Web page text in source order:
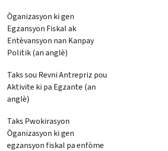
Òganizasyon ki gen
Egzansyon Fiskal ak
Entèvansyon nan Kanpay
Politik (an anglè)
Taks sou Revni Antrepriz pou
Aktivite ki pa Egzante (an
anglè)
Taks Pwokirasyon
Òganizasyon ki gen
egzansyon fiskal pa enfòme